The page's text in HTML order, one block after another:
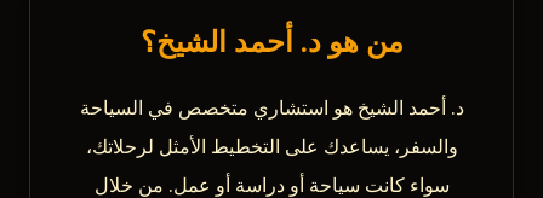
من هو د. أحمد الشيخ؟
د. أحمد الشيخ هو استشاري متخصص في السياحة
والسفر، يساعدك على التخطيط الأمثل لرحلاتك،
سواء كانت سياحة أو دراسة أو عمل. من خلال